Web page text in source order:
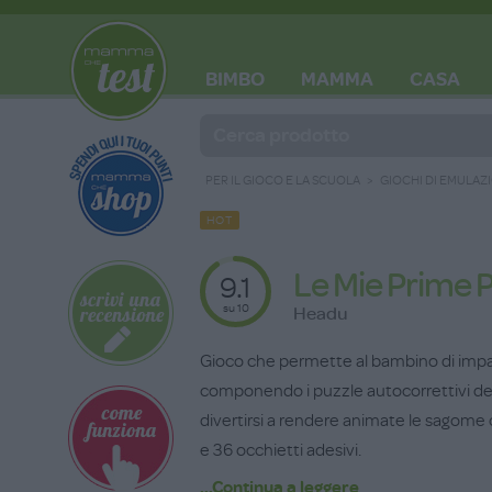
BIMBO MAMMA CASA
PER IL GIOCO E LA SCUOLA GIOCHI DI
HOT
9.1
su 10
Le Mie Prime
Headu
Gioco che permette al bambino di
componendo i puzzle autocorrettivi
divertirsi a rendere animate le
e 36 occhietti adesivi.
...Continua a leggere